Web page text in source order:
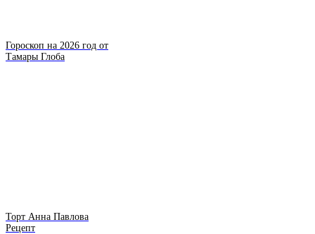
Гороскоп на 2026 год от
Тамары Глоба
Торт Анна Павлова
Рецепт